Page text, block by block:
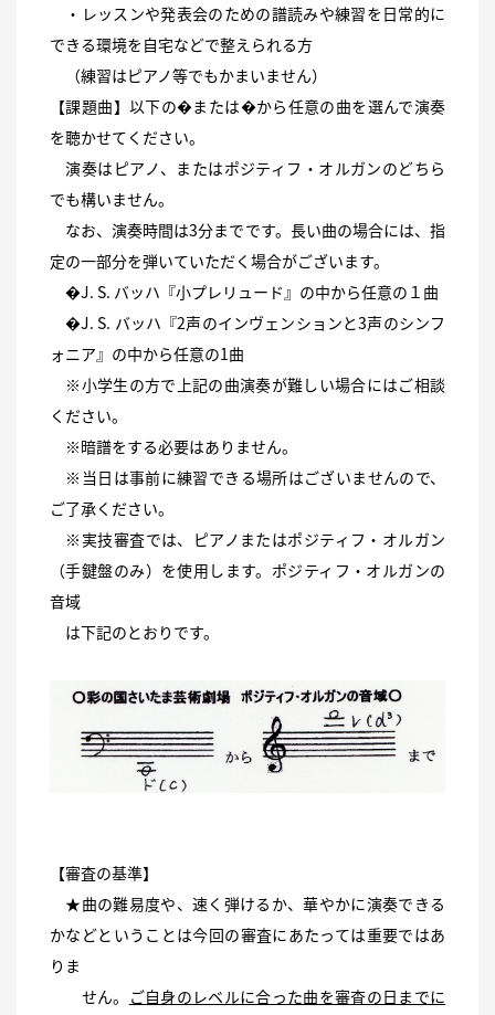
・レッスンや発表会のための譜読みや練習を日常的に
できる環境を自宅などで整えられる方
（練習はピアノ等でもかまいません）
【課題曲】以下の�または�から任意の曲を選んで演奏
を聴かせてください。
演奏はピアノ、またはポジティフ・オルガンのどちら
でも構いません。
なお、演奏時間は3分までです。長い曲の場合には、指
定の一部分を弾いていただく場合がございます。
�J. S. バッハ『小プレリュード』の中から任意の１曲
�J. S. バッハ『2声のインヴェンションと3声のシンフ
ォニア』の中から任意の1曲
※小学生の方で上記の曲演奏が難しい場合にはご相談
ください。
※暗譜をする必要はありません。
※当日は事前に練習できる場所はございませんので、
ご了承ください。
※実技審査では、ピアノまたはポジティフ・オルガン
（手鍵盤のみ）を使用します。ポジティフ・オルガンの
音域
は下記のとおりです。
【審査の基準】
★曲の難易度や、速く弾けるか、華やかに演奏できる
かなどということは今回の審査にあたっては重要ではあ
りま
せん。 ご自身のレベルに合った曲を審査の日までに